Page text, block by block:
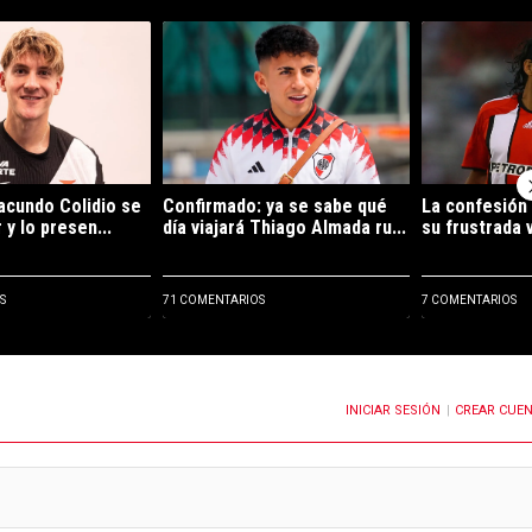
tendencia con el título "Es oficial: Facundo Colidio se fue de River y
Colidio se
y lo presen...
Un artículo de tendencia con el título
Confirmado: ya se sabe qué
día viajará Thiago Almada ru...
71 COMENTARIOS
Un artículo
La confesión
su frustrada
7 COMENTARIOS
CUANDO SE PUBLIQUEN NUEVOS COMENTARIOSINICIAR SESIÓN CREAR